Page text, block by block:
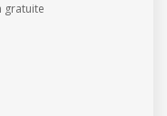
gratuite